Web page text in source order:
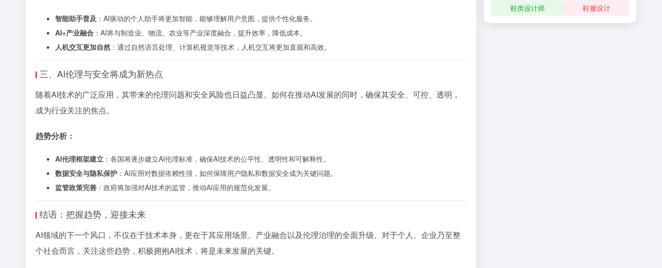
智能助手普及 ：AI驱动的个人助手将更加智能，能够理解用户意图，提供个性化服务。
AI+产业融合 ：AI将与制造业、物流、农业等产业深度融合，提升效率，降低成本。
人机交互更加自然 ：通过自然语言处理、计算机视觉等技术，人机交互将更加直观和高效。
三、AI伦理与安全将成为新热点
随着AI技术的广泛应用，其带来的伦理问题和安全风险也日益凸显。如何在推动AI发展的同时，确保其安全、可控、透明，
成为行业关注的焦点。
趋势分析：
AI伦理框架建立 ：各国将逐步建立AI伦理标准，确保AI技术的公平性、透明性和可解释性。
数据安全与隐私保护 ：AI应用对数据依赖性强，如何保障用户隐私和数据安全成为关键问题。
监管政策完善 ：政府将加强对AI技术的监管，推动AI应用的规范化发展。
结语：把握趋势，迎接未来
AI领域的下一个风口，不仅在于技术本身，更在于其应用场景、产业融合以及伦理治理的全面升级。对于个人、企业乃至整
个社会而言，关注这些趋势，积极拥抱AI技术，将是未来发展的关键。
鞋类设计师
鞋履设计